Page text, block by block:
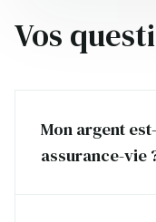
Vos
Mon argent
assurance-vie